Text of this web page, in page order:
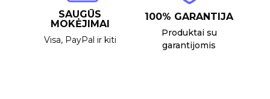
SAUGŪS
MOKĖJIMAI
Visa, PayPal ir kiti
100% GARANTIJA
Produktai su
garantijomis